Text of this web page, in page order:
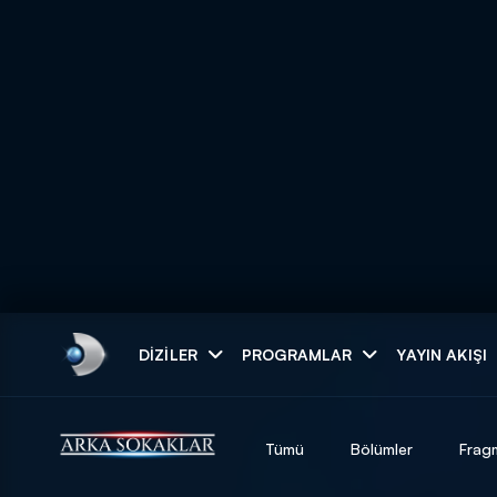
DIZILER PROGRAMLAR YAYIN AKIŞI
Tümü Bölümler